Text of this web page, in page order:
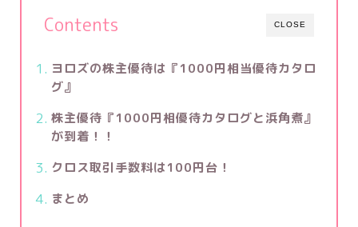
CLOSE
Contents
ヨロズの株主優待は『1000円相当優待カタロ
グ』
株主優待『1000円相優待カタログと浜角煮』
が到着！！
クロス取引手数料は100円台！
まとめ